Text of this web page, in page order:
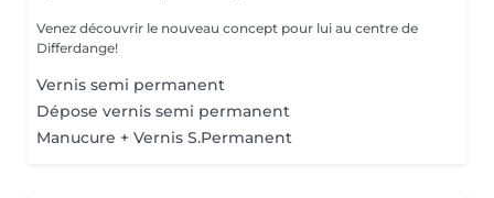
Venez découvrir le nouveau concept pour lui au centre de
Differdange!
Vernis semi permanent
Dépose vernis semi permanent
Manucure + Vernis S.Permanent